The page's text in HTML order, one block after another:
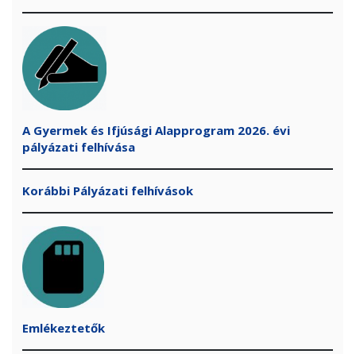
A Gyermek és Ifjúsági Alapprogram 2026. évi
pályázati felhívása
Korábbi Pályázati felhívások
Emlékeztetők